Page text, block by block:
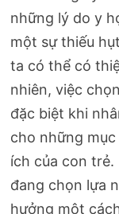
những lý do y
một sự thiếu
ta có thể có
nhiên, việc
đặc biệt khi
cho những
ích của con trẻ.
đang chọn lựa
hưởng một